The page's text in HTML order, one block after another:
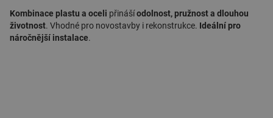
Kombinace plastu a oceli přinášíodolnost, pružnost a dlouhou
životnost. Vhodné pro novostavby i rekonstrukce. Ideální pro
náročnější instalace.